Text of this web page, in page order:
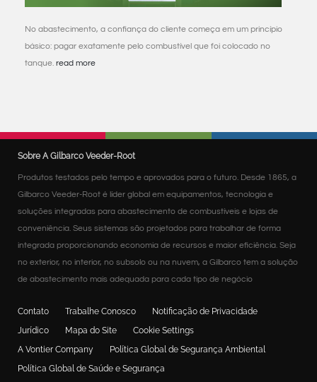
No abastecimento, a confiança do cliente começa em um princípio
básico: pagar exatamente pelo combustível que foi colocado no
tanque. read more
Sobre A Gilbarco Veeder-Root
Produtos testados pelo tempo e aprovados para o futuro. Desde 1865, a
Gilbarco Veeder-Root é líder global em equipamentos, tecnologia e
soluções integradas para abastecimento de combustíveis e lojas de
conveniência. Seus sistemas são projetados para trabalhar de forma
integrada proporcionando economia de recursos e maior eficiência. Seja
no exterior, no interior, no subsolo ou na nuvem, a Gilbarco tem a solução
de abastecimento mais adequada para cada tipo de negócio
Contato Trabalhe Conosco
Notificação de Privacidade
Jurídico
Mapa do Site
Cookie Settings
A Vontier Company
Política Global de Segurança Ambiental
Política Global de Saúde e Segurança